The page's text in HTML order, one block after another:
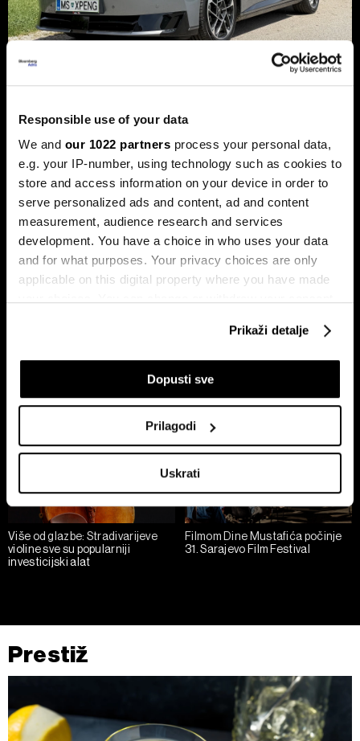
Responsible use of your data
We and our 1022 partners process your personal data,
e.g. your IP-number, using technology such as cookies to
store and access information on your device in order to
serve personalized ads and content, ad and content
measurement, audience research and services
development. You have a choice in who uses your data
and for what purposes. Your privacy choices are only
applicable on this digital property where you have made
If you allow, we would also like to:
Collect information about your geographical
Identify your device by actively scanning it for
specific characteristics (fingerprinting)
Find out more about how your personal data is processed
and set your preferences in thedetails section.
Zajednički voditelji obrade su HD-WIN ARENA SPORT
ažurirati klikom na „Prikaži detalje“. Privolu možete u bilo
Prikaži detalje
Dopusti sve
Prilagodi
Uskrati
Xpeng P7+: Luksuzni kineski
automobil koji priča kao navijen
Luksuzni fastback s vlastitim čipom koji po
performansama nadmašuje usporedive Nvidijine proizvode.
‘podešen’, već da raste”
Slučaj Fekkai - ni luksuzni biznisi
Epsteinovih dokumenata
Više od glazbe: Stradivarijeve
violine sve su popularniji
investicijski alat
Filmom Dine Mustafića počinje
31. Sarajevo Film Festival
Prestiž